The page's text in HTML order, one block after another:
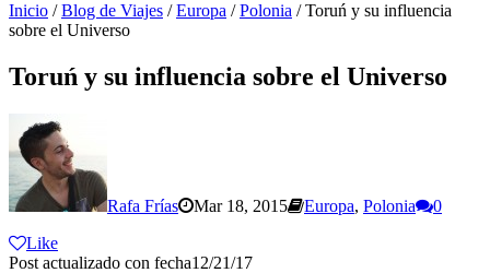
Inicio /Blog de Viajes /Europa /Polonia /Toruń y su influencia
sobre el Universo
Toruń y su influencia sobre el Universo
Rafa Frías Mar 18, 2015 Europa, Polonia
0
Like
Post actualizado con fecha12/21/17